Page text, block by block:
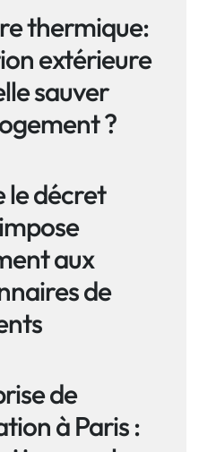
thermique:
extérieure
sauver
?
le décret
aux
de
de
à Paris :